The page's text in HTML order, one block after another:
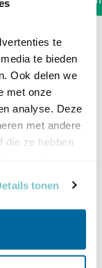
te
te bieden
Ook delen we
met onze
analyse. Deze
met andere
die ze hebben
tonen